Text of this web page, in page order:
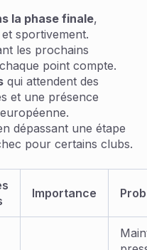
la phase finale,
sportivement.
les prochains
point compte.
qui attendent des
et une présence
dépassant une étape
pour certains clubs.
Importance